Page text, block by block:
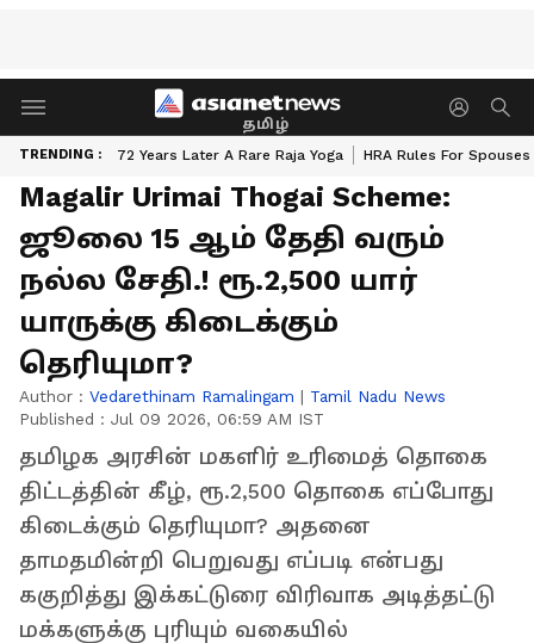
தமிழ்
TRENDING : 72 Years Later A Rare Raja Yoga HRA Rules For Spouses
Magalir Urimai Thogai Scheme:
ஜூலை 15 ஆம் தேதி வரும்
நல்ல சேதி.! ரூ.2,500 யார்
யாருக்கு கிடைக்கும்
தெரியுமா?
Author : Vedarethinam Ramalingam | Tamil Nadu News
Published : Jul 09 2026, 06:59 AM IST
தமிழக அரசின் மகளிர் உரிமைத் தொகை
திட்டத்தின் கீழ், ரூ.2,500 தொகை எப்போது
கிடைக்கும் தெரியுமா? அதனை
தாமதமின்றி பெறுவது எப்படி என்பது
ககுறித்து இக்கட்டுரை விரிவாக அடித்தட்டு
மக்களுக்கு புரியும் வகையில்